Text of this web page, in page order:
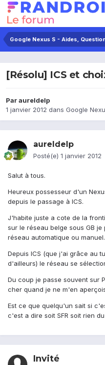
Google Nexus S - Aides,
[Résolu] ICS et
Paraureldelp
1 janvier 2012 dans Google
aureldelp
Posté(e) 1 janvier 2012
Salut à tous.
Heureux possesseur d'un
depuis le passage à ICS.
J'habite juste a cote de la
sur le réseau belge sous GB
réseau automatique ou manuel.
Depuis ICS (que j'ai grâce au
d'ailleurs) le réseau se
Du coup je passe souvent sur
cher quand je ne m'en
Est ce que quelqu'un sait si
c'est a dire soit SFR soit rien
Invité